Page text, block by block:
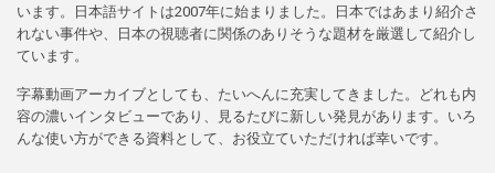
います。日本語サイトは2007年に始まりました。日本ではあまり紹介さ
れない事件や、日本の視聴者に関係のありそうな題材を厳選して紹介し
ています。
字幕動画アーカイブとしても、たいへんに充実してきました。どれも内
容の濃いインタビューであり、見るたびに新しい発見があります。いろ
んな使い方ができる資料として、お役立ていただければ幸いです。